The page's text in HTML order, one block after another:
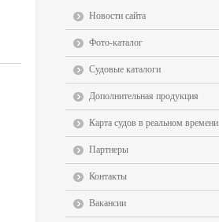
Новости сайта
Фото-каталог
Судовые каталоги
Дополнительная продукция
Карта судов в реальном времени
Партнеры
Контакты
Вакансии